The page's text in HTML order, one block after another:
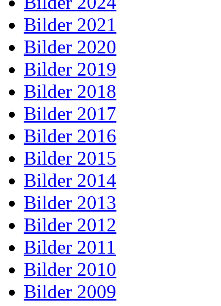
Bilder 2021
Bilder 2020
Bilder 2019
Bilder 2018
Bilder 2017
Bilder 2016
Bilder 2015
Bilder 2014
Bilder 2013
Bilder 2012
Bilder 2011
Bilder 2010
Bilder 2009